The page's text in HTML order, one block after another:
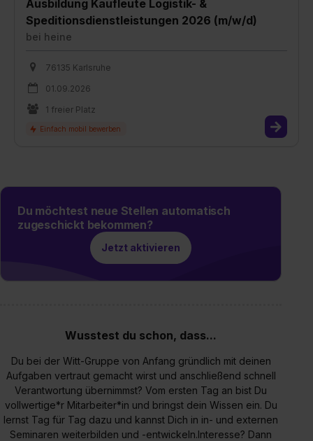
Ausbildung Kaufleute Logistik- &
Speditionsdienstleistungen 2026 (m/w/d)
bei heine
76135 Karlsruhe
01.09.2026
1 freier Platz
Du möchtest neue Stellen automatisch
zugeschickt bekommen?
Jetzt aktivieren
Wusstest du schon, dass...
Du bei der Witt-Gruppe von Anfang gründlich mit deinen
Aufgaben vertraut gemacht wirst und anschließend schnell
Verantwortung übernimmst? Vom ersten Tag an bist Du
vollwertige*r Mitarbeiter*in und bringst dein Wissen ein. Du
lernst Tag für Tag dazu und kannst Dich in in- und externen
Seminaren weiterbilden und -entwickeln.Interesse? Dann